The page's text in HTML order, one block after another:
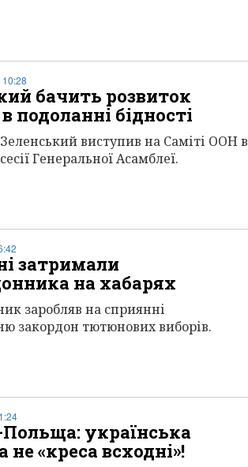
бачить розвиток
подоланні бідності
виступив на Саміті ООН в
Генеральної Асамблеї.
затримали
на хабарях
заробляв на сприянні
закордон тютюнових виборів.
Польща: українська
не «креса всходні»!